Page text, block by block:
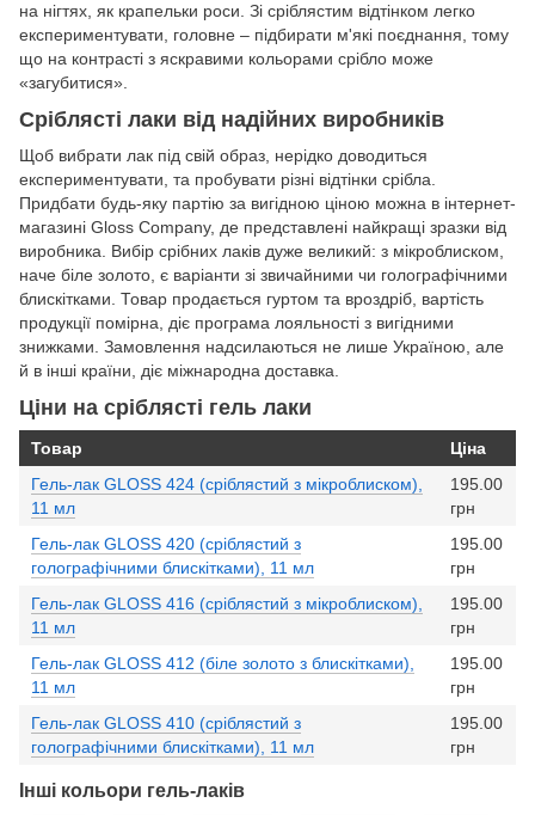
на нігтях, як крапельки роси. Зі сріблястим відтінком легко
експериментувати, головне – підбирати м'які поєднання, тому
що на контрасті з яскравими кольорами срібло може
«загубитися».
Сріблясті лаки від надійних виробників
Щоб вибрати лак під свій образ, нерідко доводиться
експериментувати, та пробувати різні відтінки срібла.
Придбати будь-яку партію за вигідною ціною можна в інтернет-
магазині Gloss Company, де представлені найкращі зразки від
виробника. Вибір срібних лаків дуже великий: з мікроблиском,
наче біле золото, є варіанти зі звичайними чи голографічними
блискітками. Товар продається гуртом та вроздріб, вартість
продукції помірна, діє програма лояльності з вигідними
знижками. Замовлення надсилаються не лише Україною, але
й в інші країни, діє міжнародна доставка.
Ціни на сріблясті гель лаки
Товар
Ціна
Гель-лак GLOSS 424 (сріблястий з мікроблиском),
11 мл
195.00
грн
Гель-лак GLOSS 420 (сріблястий з
голографічними блискітками), 11 мл
195.00
грн
Гель-лак GLOSS 416 (сріблястий з мікроблиском),
11 мл
195.00
грн
Гель-лак GLOSS 412 (біле золото з блискітками),
11 мл
195.00
грн
Гель-лак GLOSS 410 (сріблястий з
голографічними блискітками), 11 мл
195.00
грн
Інші кольори гель-лаків